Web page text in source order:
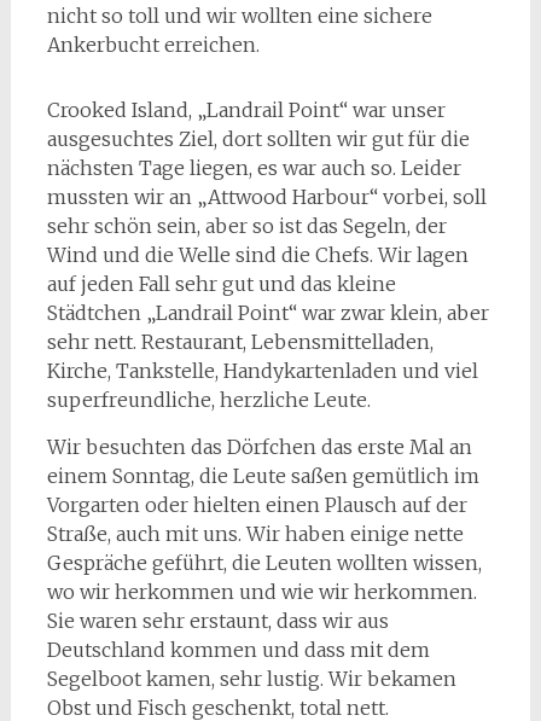
nicht so toll und wir wollten eine sichere
Ankerbucht erreichen.
Crooked Island, „Landrail Point“ war unser
ausgesuchtes Ziel, dort sollten wir gut für die
nächsten Tage liegen, es war auch so. Leider
mussten wir an „Attwood Harbour“ vorbei, soll
sehr schön sein, aber so ist das Segeln, der
Wind und die Welle sind die Chefs. Wir lagen
auf jeden Fall sehr gut und das kleine
Städtchen „Landrail Point“ war zwar klein, aber
sehr nett. Restaurant, Lebensmittelladen,
Kirche, Tankstelle, Handykartenladen und viel
superfreundliche, herzliche Leute.
Wir besuchten das Dörfchen das erste Mal an
einem Sonntag, die Leute saßen gemütlich im
Vorgarten oder hielten einen Plausch auf der
Straße, auch mit uns. Wir haben einige nette
Gespräche geführt, die Leuten wollten wissen,
wo wir herkommen und wie wir herkommen.
Sie waren sehr erstaunt, dass wir aus
Deutschland kommen und dass mit dem
Segelboot kamen, sehr lustig. Wir bekamen
Obst und Fisch geschenkt, total nett.